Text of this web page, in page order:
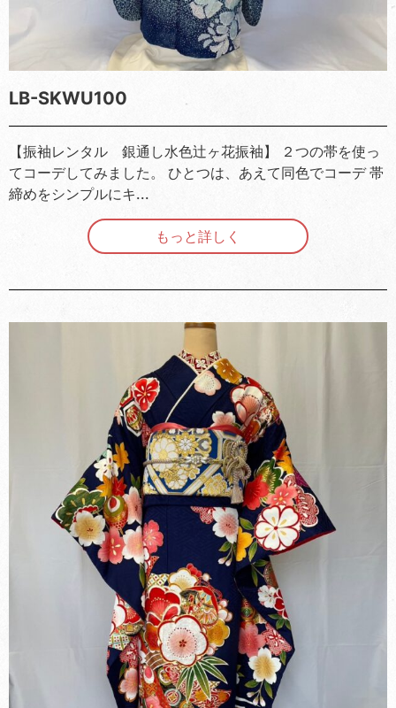
LB-SKWU100
【振袖レンタル 銀通し水色辻ヶ花振袖】 ２つの帯を使っ
てコーデしてみました。 ひとつは、あえて同色でコーデ 帯
締めをシンプルにキ...
もっと詳しく